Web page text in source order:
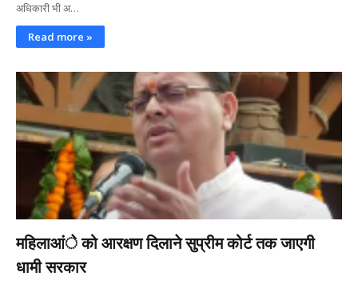
अधिकारी भी अ…
Read more »
महिलाआंे को आरक्षण दिलाने सुप्रीम कोर्ट तक जाएगी
धामी सरकार